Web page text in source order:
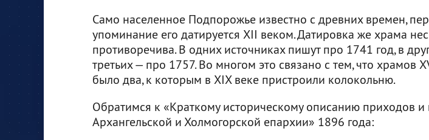
Само населенное Подпорожье известно с древних времен,
упоминание его датируется XII веком. Датировка же храма
противоречива. В одних источниках пишут про 1741 год, в
третьих — про 1757. Во многом это связано с тем, что храмов
было два, к которым в XIX веке пристроили колокольню.
Обратимся к «Краткому историческому описанию приходов и
Архангельской и Холмогорской епархии» 1896 года: